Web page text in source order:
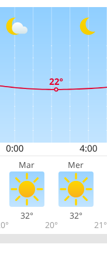
Mar Mer
32°
20°
32°
21°